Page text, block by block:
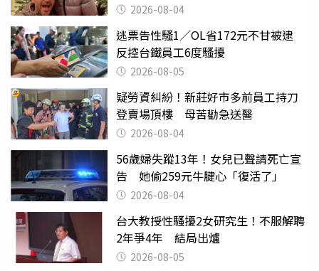
2026-08-04
逃票告性騷1／OL省172元不甘被逮
反控台鐵員工6度騷擾
2026-08-05
疑勞資糾紛！新莊好市多前員工持刀
登賣場頂樓 母苦勸急送醫
2026-08-04
56歲婦失蹤13年！女兒已聲請死亡宣
告 她偷259元牛腱心「復活了」
2026-08-04
台大教授性騷擾2女研究生！不服解聘
2年爭4年 結局出爐
2026-08-05